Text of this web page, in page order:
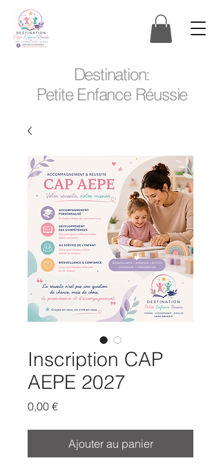
Destination:
Petite Enfance Réussie
Inscription CAP
AEPE 2027
0,00 €Prix
Ajouter au panier